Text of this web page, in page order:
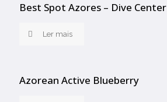
Best Spot Azores – Dive Center
Ler mais
Azorean Active Blueberry